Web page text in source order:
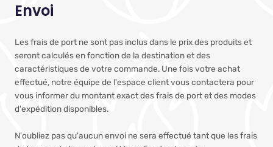
Envoi
Les frais de port ne sont pas inclus dans le prix des produits et
seront calculés en fonction de la destination et des
caractéristiques de votre commande. Une fois votre achat
effectué, notre équipe de l'espace client vous contactera pour
vous informer du montant exact des frais de port et des modes
d'expédition disponibles.
N'oubliez pas qu'aucun envoi ne sera effectué tant que les frais